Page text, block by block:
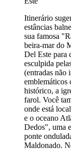
Itinerário
estâncias
sua famosa
beira-mar do
Del Este para
esculpida
(entradas não
emblemáticos
histórico, a
farol. Você
onde está
e o oceano
Dedos", uma
ponte
Maldonado.